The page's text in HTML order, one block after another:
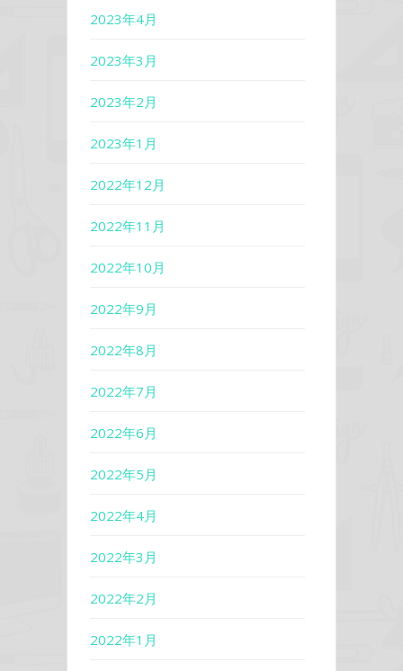
2023年4月
2023年3月
2023年2月
2023年1月
2022年12月
2022年11月
2022年10月
2022年9月
2022年8月
2022年7月
2022年6月
2022年5月
2022年4月
2022年3月
2022年2月
2022年1月